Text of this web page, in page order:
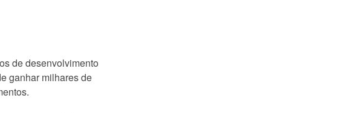
de desenvolvimento
ganhar milhares de